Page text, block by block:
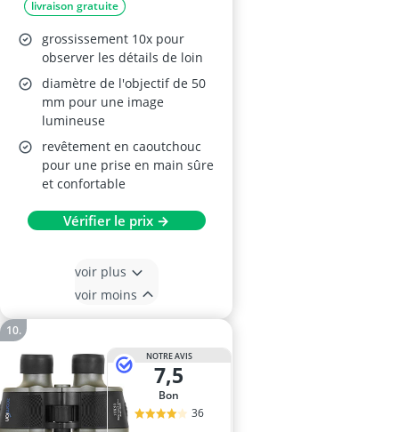
livraison gratuite
grossissement 10x pour
observer les détails de loin
diamètre de l'objectif de 50
mm pour une image
lumineuse
revêtement en caoutchouc
pour une prise en main sûre
et confortable
Vérifier le prix →
voir plus
voir moins
NOTRE AVIS
7,5
Bon
36